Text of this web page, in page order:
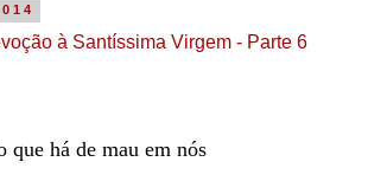
à Santíssima Virgem - Parte 6
que há de mau em nós